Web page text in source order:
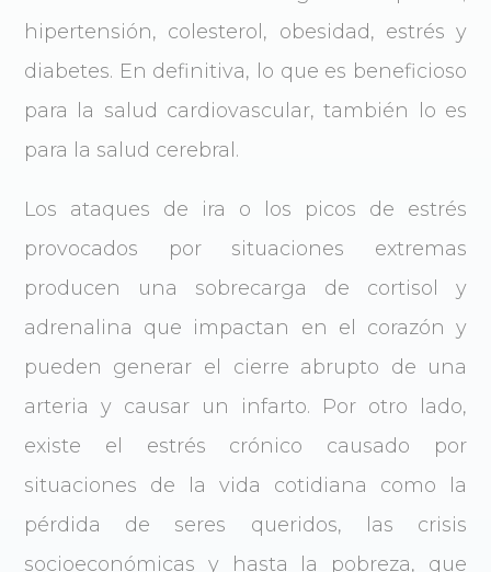
hipertensión, colesterol, obesidad, estrés y
diabetes. En definitiva, lo que es beneficioso
para la salud cardiovascular, también lo es
para la salud cerebral.
Los ataques de ira o los picos de estrés
provocados por situaciones extremas
producen una sobrecarga de cortisol y
adrenalina que impactan en el corazón y
pueden generar el cierre abrupto de una
arteria y causar un infarto. Por otro lado,
existe el estrés crónico causado por
situaciones de la vida cotidiana como la
pérdida de seres queridos, las crisis
socioeconómicas y hasta la pobreza, que